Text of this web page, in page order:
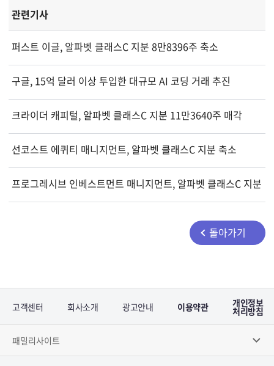
관련기사
퍼스트 이글, 알파벳 클래스C 지분 8만8396주 축소
구글, 15억 달러 이상 투입한 대규모 AI 코딩 거래 추진
크라이더 캐피털, 알파벳 클래스C 지분 11만3640주 매각
선코스트 에퀴티 매니지먼트, 알파벳 클래스C 지분 축소
프로그레시브 인베스트먼트 매니지먼트, 알파벳 클래스C 지분
돌아가기
고객센터 회사소개 광고안내 이용약관 개인정보
처리방침
패밀리사이트